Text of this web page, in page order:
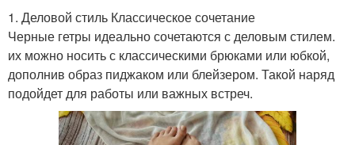
1. Деловой стиль Классическое сочетание
Черные гетры идеально сочетаются с деловым стилем.
их можно носить с классическими брюками или юбкой,
дополнив образ пиджаком или блейзером. Такой наряд
подойдет для работы или важных встреч.